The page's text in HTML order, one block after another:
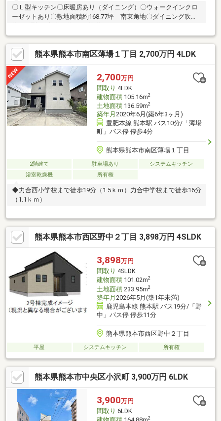
〇Ｌ型キッチン〇床暖房あり（ダイニング）〇ウォークインクロ
ーゼットあり〇敷地面積約168.77坪 南東角地〇ダイニング吹き
熊本県熊本市南区薄場１丁目 2,700万円 4LDK
2,700万円
間取り 4LDK
建物面積105.16m2
土地面積136.59m2
築年月 2020年6月(築6年3ヶ月)
豊肥本線 熊本駅 バス10分/「薄場
町」バス停 停歩4分
熊本県熊本市南区薄場１丁目
2階建て 駐車場あり
システムキッチン
浴室乾燥機
所有権
◆力合西小学校まで徒歩19分（1.5ｋｍ）力合中学校まで徒歩16分
（1.1ｋｍ）
熊本県熊本市西区野中２丁目 3,898万円 4SLDK
3,898万円
間取り 4SLDK
建物面積101.02m2
土地面積233.95m2
築年月 2026年5月(築1年未満)
鹿児島本線 熊本駅 バス19分/「野
中」バス停 停歩11分
熊本県熊本市西区野中２丁目
平屋 システムキッチン 所有権
熊本県熊本市中央区小沢町 3,900万円 6LDK
3,900万円
間取り 6LDK
2